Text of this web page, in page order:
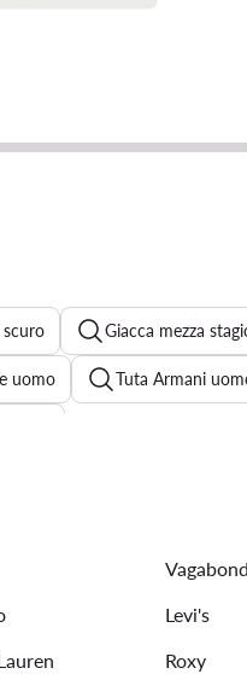
Giacca mezza
uomo Tuta Armani
Vagabond
Levi's
Roxy